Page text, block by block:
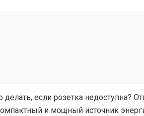
если розетка недоступна?
и мощный источник